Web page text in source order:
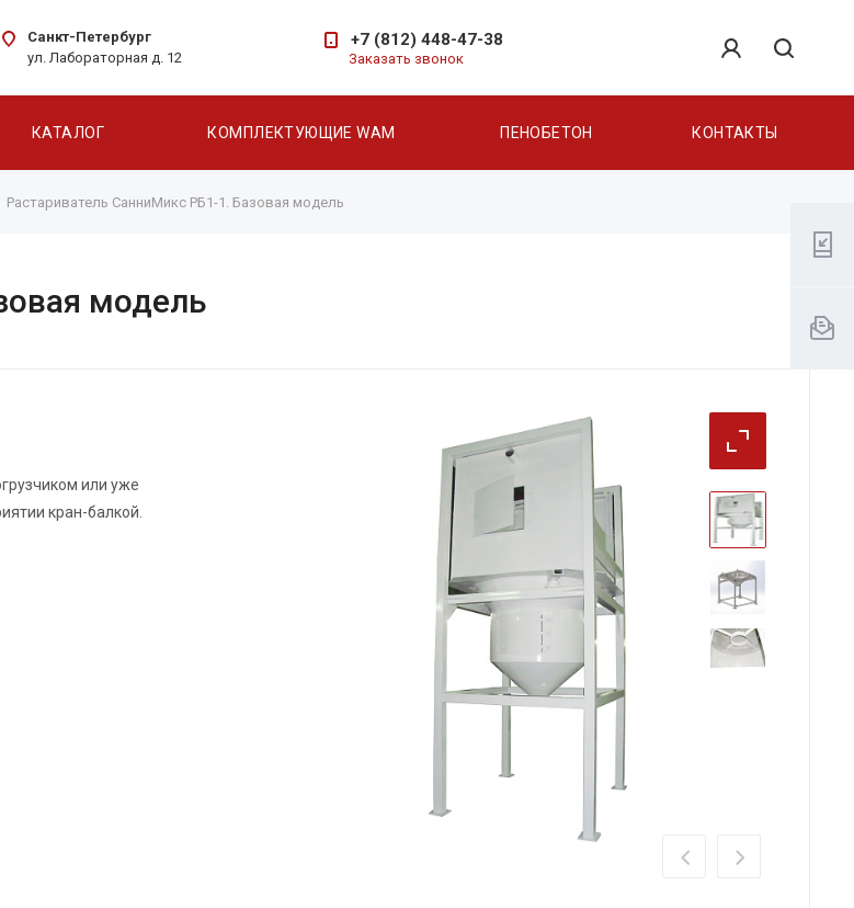
Санкт-Петербург
ул. Лабораторная д. 12
+7 (812) 448-47-38
Заказать звонок
КАТАЛОГ КОМПЛЕКТУЮЩИЕ WAM ПЕНОБЕТОН КОНТАКТЫ
Растариватель СанниМикс РБ1-1. Базовая модель
модель
или уже
кран-балкой.